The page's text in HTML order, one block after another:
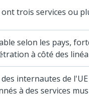
ont trois services ou
selon les pays,
à côté des
des internautes de
à des services